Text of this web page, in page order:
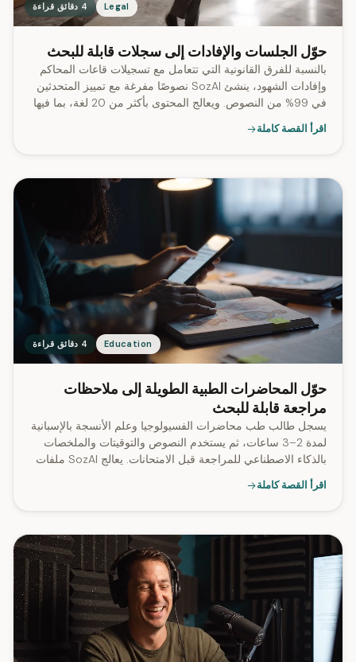
Legal 4 دقائق قراءة
حوّل الجلسات والإفادات إلى سجلات قابلة للبحث
بالنسبة للفرق القانونية التي تتعامل مع تسجيلات قاعات المحاكم
وإفادات الشهود، ينشئ SozAI نصوصًا مفرغة مع تمييز المتحدثين
في 99% من النصوص. ويعالج المحتوى بأكثر من 20 لغة، بما فيها
الإسبانية.
اقرأ القصة كاملة
Education 4 دقائق قراءة
حوّل المحاضرات الطبية الطويلة إلى ملاحظات
مراجعة قابلة للبحث
يسجل طالب طب محاضرات الفسيولوجيا وعلم الأنسجة بالإسبانية
لمدة 2–3 ساعات، ثم يستخدم النصوص والتوقيتات والملخصات
بالذكاء الاصطناعي للمراجعة قبل الامتحانات. يعالج SozAI ملفات
تصل مدتها إلى 2.8 ساعة.
اقرأ القصة كاملة